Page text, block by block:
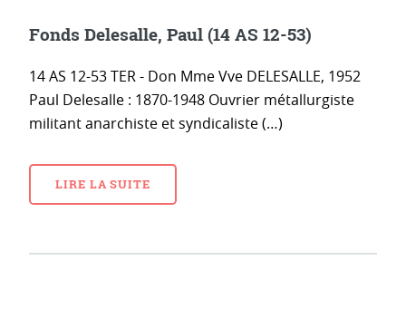
Fonds Delesalle, Paul (14 AS 12-53)
14 AS 12-53 TER - Don Mme Vve DELESALLE, 1952
Paul Delesalle : 1870-1948 Ouvrier métallurgiste
militant anarchiste et syndicaliste (…)
LIRE LA SUITE